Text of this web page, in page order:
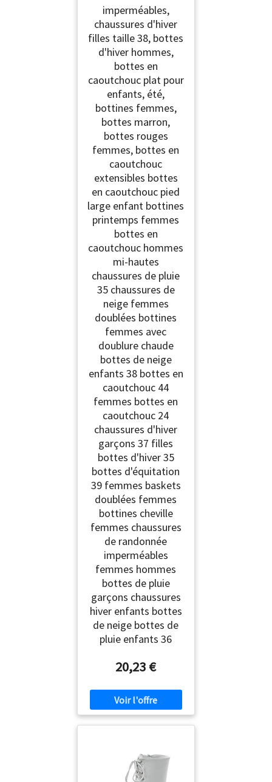
imperméables,
chaussures d'hiver
filles taille 38, bottes
d'hiver hommes,
bottes en
caoutchouc plat pour
enfants, été,
bottines femmes,
bottes marron,
bottes rouges
femmes, bottes en
caoutchouc
extensibles bottes
en caoutchouc pied
large enfant bottines
printemps femmes
bottes en
caoutchouc hommes
mi-hautes
chaussures de pluie
35 chaussures de
neige femmes
doublées bottines
femmes avec
doublure chaude
bottes de neige
enfants 38 bottes en
caoutchouc 44
femmes bottes en
caoutchouc 24
chaussures d'hiver
garçons 37 filles
bottes d'hiver 35
bottes d'équitation
39 femmes baskets
doublées femmes
bottines cheville
femmes chaussures
de randonnée
imperméables
femmes hommes
bottes de pluie
garçons chaussures
hiver enfants bottes
de neige bottes de
pluie enfants 36
20,23 €